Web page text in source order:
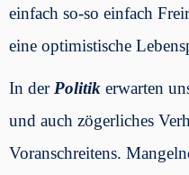
einfach so-so einfach
eine optimistische
In der Politik erwarten
und auch zögerliches
Voranschreitens.